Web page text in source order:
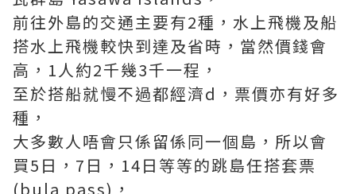
前往外島的交通主要有2種，水上飛機及船
搭水上飛機較快到達及省時，當然價錢會
高，1人約2千幾3千一程，
至於搭船就慢不過都經濟d，票價亦有好多
種，
大多數人唔會只係留係同一個島，所以會
買5日，7日，14日等等的跳島任搭套票
(bula pass)，